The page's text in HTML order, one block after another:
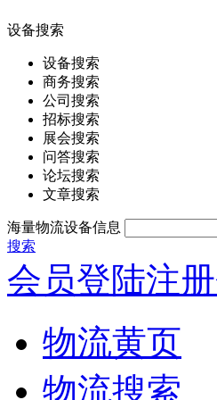
设备搜索
设备搜索
商务搜索
公司搜索
招标搜索
展会搜索
问答搜索
论坛搜索
文章搜索
海量物流设备信息
搜索
会员登陆注
物流黄页
物流搜索